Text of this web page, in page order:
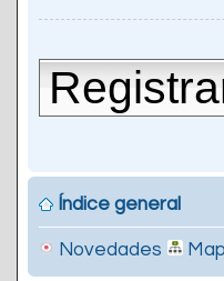
Índice general
Novedades